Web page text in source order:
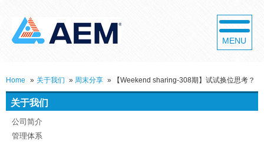
MENU
Home » 关于我们 » 周末分享 » 【Weekend sharing-308期】试试换位思考？
关于我们
公司简介
管理体系